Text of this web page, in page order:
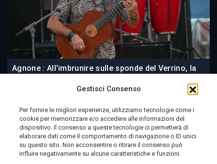
Gestisci Consenso
Per fornire le migliori esperienze, utilizziamo tecnologie come i
cookie per memorizzare e/o accedere alle informazioni del
dispositivo. Il consenso a queste tecnologie ci permetterà di
elaborare dati come il comportamento di navigazione o ID unici
su questo sito. Non acconsentire o ritirare il consenso può
influire negativamente su alcune caratteristiche e funzioni.
Agnone : All’imbrunire sulle sponde del Verrino, la
2 giorni fa
Telemolise - reg. Tribunale di Campobasso n. 133 del